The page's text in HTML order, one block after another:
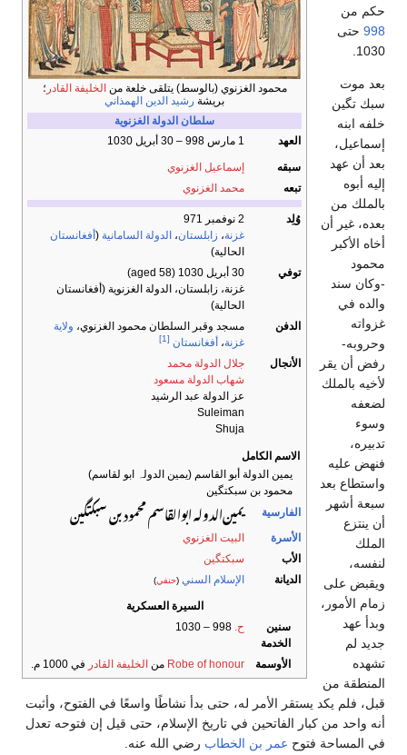
محمود الغزنوي (بالوسط) يتلقى خلعة منالخليفة القادر ؛
بريشة رشيد الدين الهمذاني
سلطان الدولة الغزنوية
العهد
1 مارس 998 – 30 أبريل 1030
سبقه
إسماعيل الغزنوي
تبعه
محمد الغزنوي
وُلِد
2 نوفمبر 971
غزنة، زابلستان، الدولة السامانية ( أفغانستان
الحالية)
توفي
30 أبريل 1030
(aged 58)
غزنة، زابلستان، الدولة الغزنوية (أفغانستان
الحالية)
الدفن
مسجد وقبر السلطان محمود الغزنوي، ولاية
غزنة، أفغانستان [1]
الأنجال
جلال الدولة محمد
شهاب الدولة مسعود
عز الدولة عبد الرشيد
Suleiman
Shuja
الاسم الكامل
يمين الدولة أبو القاسم (یمین الدولہ ابو لقاسم)
محمود بن سبكتگين
الفارسية
یمین‌الدوله ابوالقاسم محمود بن سبکتگین
الأسرة
البيت الغزنوي
الأب
سبکتگین
الديانة
الإسلام السني (حنفي)
السيرة العسكرية
سنين
الخدمة
ح.
الأوسمة Robe of honour من الخليفة القادر في 1000 م.
حكم من
998 حتى
1030.
بعد موت
سبك تگين
خلفه ابنه
إسماعيل،
بعد أن عهد
إليه أبوه
بالملك من
بعده، غير أن
أخاه الأكبر
محمود
-وكان سند
والده في
غزواته
وحروبه-
رفض أن يقر
لأخيه بالملك
لضعفه
وسوء
تدبيره،
فنهض عليه
واستطاع بعد
سبعة أشهر
أن ينتزع
الملك
لنفسه،
ويقبض على
زمام الأمور،
وبدأ عهد
جديد لم
تشهده
المنطقة من
قبل، فلم يكد يستقر الأمر له، حتى بدأ نشاطًا واسعًا في الفتوح، وأثبت
أنه واحد من كبار الفاتحين في تاريخ الإسلام، حتى قيل إن فتوحه تعدل
في المساحة فتوح عمر بن الخطاب رضي الله عنه.